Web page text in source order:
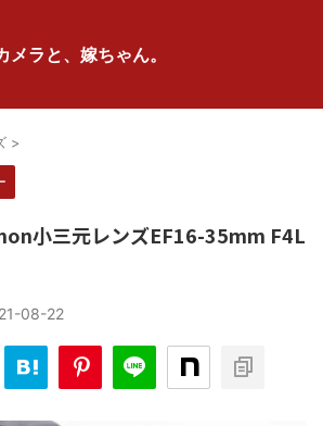
メラと、嫁ちゃん。
>
小三元レンズEF16-35mm F4L
08-22